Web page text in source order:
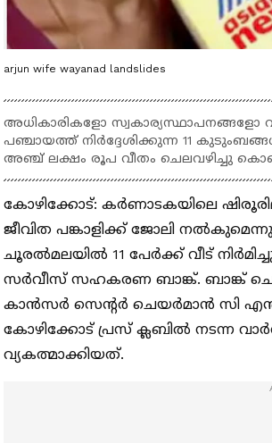
arjun wife wayanad landslides
അധികാരികളോ
പഞ്ചായത്ത് നിര്‍ദ്ദേശിക്കുന്ന 11
അഞ്ച് ലക്ഷം രൂപ വീതം ചെലവഴിച്ചു
കോഴിക്കോട്: കര്‍ണാടകയിലെ
ജീവിത പങ്കാളിക്ക് ജോലി
ചൂരല്‍മലയില്‍ 11 പേര്‍ക്ക് വീട് നിര്‍മിച്ചു
സര്‍വീസ് സഹകരണ ബാങ്ക്. ബാങ്ക്
കാന്‍സര്‍ സെന്‍റര്‍ ചെയര്‍മാന്‍ സി
കോഴിക്കോട് പ്രസ് ക്ലബില്‍ നടന്ന
വ്യകത്മാക്കിയത്.